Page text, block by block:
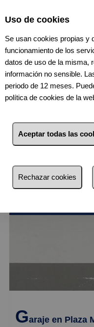
18 Inmuebles
más reciente
Pequeños
Grandes
Garaje en Plaza
Uso de cookies
Se usan cookies propias y
funcionamiento de los
datos de uso de la misma,
información no sensible.
periodo de 12 meses.
política de cookies de la
Aceptar todas las
Rechazar cookies